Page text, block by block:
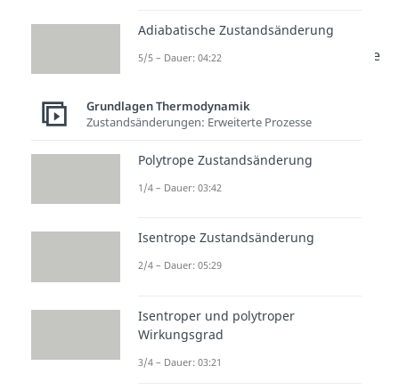
Die Reaktion ist
, wenn die
Reaktionsenthalpie negativ ist. Ist
die Änderung der freien
Reaktionsenthalpie positiv, dann
ist die Reaktion
erreicht, kann die freie
Reaktionsenthalpie nicht weiter
Geschafft. Nun kennst du den
Adiabatische Zustandsänderung
5/5 – Dauer: 04:22
Grundlagen Thermodynamik
Zustandsänderungen: Erweiterte Prozesse
Polytrope Zustandsänderung
1/4 – Dauer: 03:42
Isentrope Zustandsänderung
2/4 – Dauer: 05:29
Isentroper und polytroper
Wirkungsgrad
3/4 – Dauer: 03:21